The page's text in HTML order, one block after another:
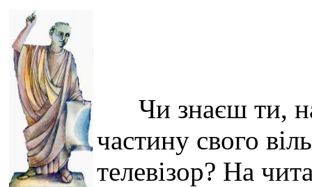
Чи знаєш ти,
частину свого
телевізор? На